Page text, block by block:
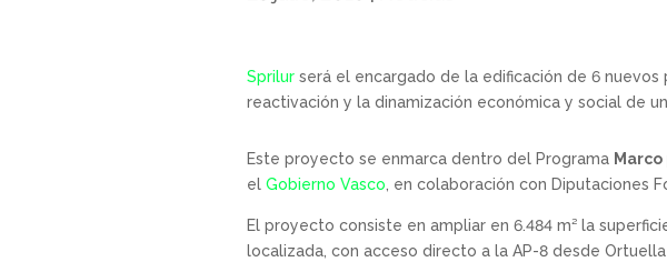
Sprilur será el encargado de la edificación de 6
reactivación y la dinamización económica y social de
Este proyecto se enmarca dentro del Programa
el Gobierno Vasco, en colaboración con Diputaciones
El proyecto consiste en ampliar en 6.484 m² la
localizada, con acceso directo a la AP-8 desde